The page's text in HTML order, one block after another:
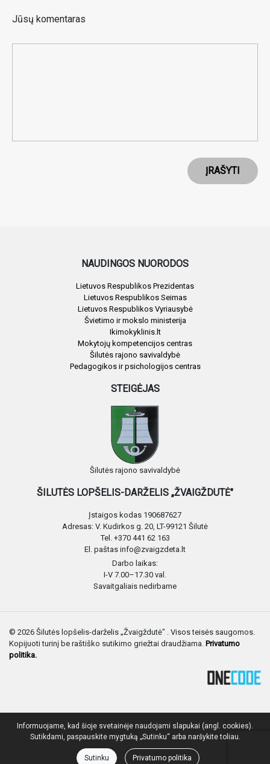
Jūsų komentaras
ĮRAŠYTI
NAUDINGOS NUORODOS
Lietuvos Respublikos Prezidentas
Lietuvos Respublikos Seimas
Lietuvos Respublikos Vyriausybė
Švietimo ir mokslo ministerija
Ikimokyklinis.lt
Mokytojų kompetencijos centras
Šilutės rajono savivaldybė
Pedagogikos ir psichologijos centras
STEIGĖJAS
Šilutės rajono savivaldybė
ŠILUTĖS LOPŠELIS-DARŽELIS „ŽVAIGŽDUTĖ"
Įstaigos kodas 190687627
Adresas: V. Kudirkos g. 20, LT-99121 Šilutė
Tel. +370 441 62 163
El. paštas info@zvaigzdeta.lt
Darbo laikas:
I-V 7.00–17.30 val.
Savaitgaliais nedirbame
© 2026 Šilutės lopšelis-darželis „Žvaigždutė" . Visos teisės saugomos.
Kopijuoti turinį be raštiško sutikimo griežtai draudžiama. Privatumo
politika.
Informuojame, kad šioje svetainėje naudojami slapukai (angl. cookies).
Sutikdami, paspauskite mygtuką „Sutinku“ arba naršykite toliau.
Sutinku Privatumo politika